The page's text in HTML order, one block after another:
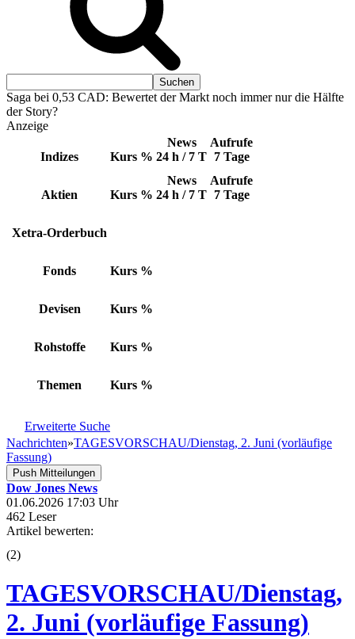
Saga bei 0,53 CAD: Bewertet der Markt noch immer nur die Hälfte
der Story?
Anzeige
Indizes Kurs %
News
24 h / 7 T
Aufrufe
7 Tage
Aktien Kurs %
News
24 h / 7 T
Aufrufe
7 Tage
Xetra-Orderbuch
Fonds Kurs %
Devisen Kurs %
Rohstoffe Kurs %
Themen Kurs %
Erweiterte Suche
Nachrichten»TAGESVORSCHAU/Dienstag, 2. Juni (vorläufige
Fassung)
Push Mitteilungen
Dow Jones News
01.06.2026 17:03 Uhr
462 Leser
Artikel bewerten:
(2)
TAGESVORSCHAU/Dienstag,
2. Juni (vorläufige Fassung)